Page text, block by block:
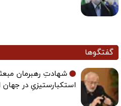
گفتگوها
شهادتِ رهبرمان
استکبارستیزیِ در